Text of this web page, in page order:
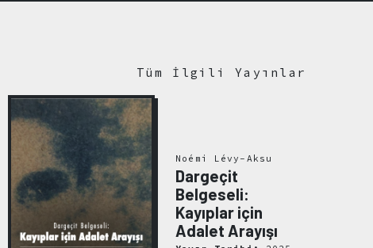
Tüm İlgili Yayınlar
Noémi Lévy-Aksu
Dargeçit
Belgeseli:
Kayıplar için
Adalet Arayışı